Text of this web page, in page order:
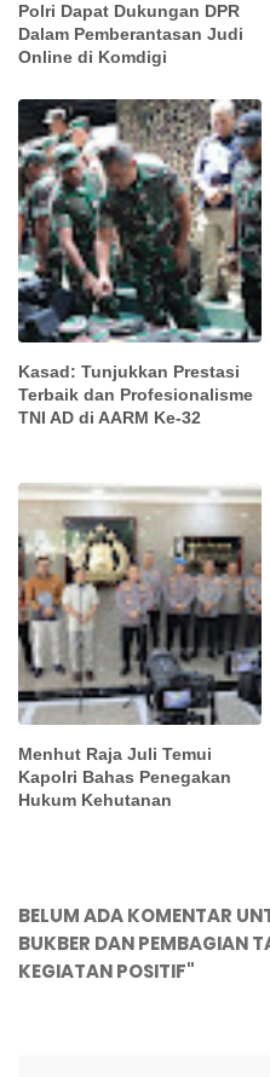
Polri Dapat Dukungan DPR
Dalam Pemberantasan Judi
Online di Komdigi
Kasad: Tunjukkan Prestasi
Terbaik dan Profesionalisme
TNI AD di AARM Ke-32
Menhut Raja Juli Temui
Kapolri Bahas Penegakan
Hukum Kehutanan
BELUM ADA KOMENTAR
BUKBER DAN PEMBAGIAN
KEGIATAN POSITIF"